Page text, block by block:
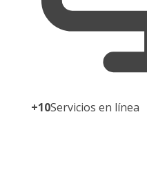
+10Servicios en línea